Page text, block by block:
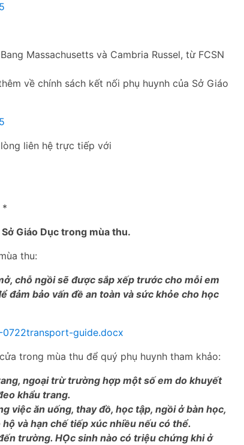
Massachusetts và Cambria Russel, từ FCSN
về chính sách kết nối phụ huynh của Sở Giáo
liên hệ trực tiếp với
*
Giáo Dục trong mùa thu.
thu:
chỗ ngồi sẽ được sắp xếp trước cho mỗi em
đảm bảo vấn đề an toàn và sức khỏe cho học
guide.docx
trong mùa thu để quý phụ huynh tham khảo:
ngoại trừ trường hợp một số em do khuyết
khẩu trang.
việc ăn uống, thay đồ, học tập, ngồi ở bàn học,
và hạn chế tiếp xúc nhiều nếu có thể.
trường. HỌc sinh nào có triệu chứng khi ở